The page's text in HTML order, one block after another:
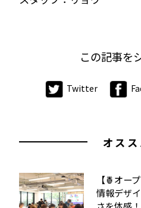
この記事を
Twitter
オスス
【🍍オー
情報デザ